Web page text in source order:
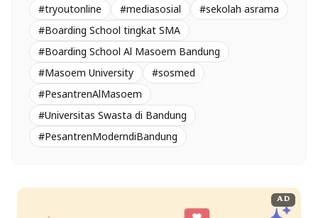
#tryoutonline #mediasosial
#sekolah asrama
#Boarding School tingkat SMA
#Boarding School Al Masoem Bandung
#Masoem University
#sosmed
#PesantrenAlMasoem
#Universitas Swasta di Bandung
#PesantrenModerndiBandung
AD